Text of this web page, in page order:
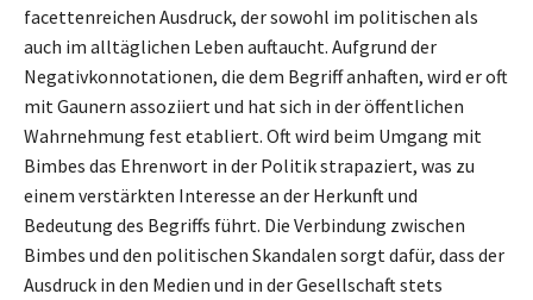
facettenreichen Ausdruck, der sowohl im politischen als
auch im alltäglichen Leben auftaucht. Aufgrund der
Negativkonnotationen, die dem Begriff anhaften, wird er oft
mit Gaunern assoziiert und hat sich in der öffentlichen
Wahrnehmung fest etabliert. Oft wird beim Umgang mit
Bimbes das Ehrenwort in der Politik strapaziert, was zu
einem verstärkten Interesse an der Herkunft und
Bedeutung des Begriffs führt. Die Verbindung zwischen
Bimbes und den politischen Skandalen sorgt dafür, dass der
Ausdruck in den Medien und in der Gesellschaft stets